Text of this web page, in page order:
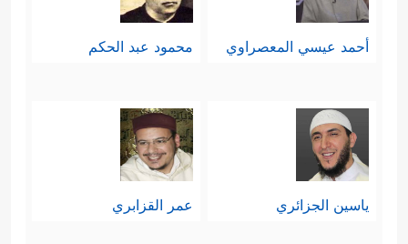
أحمد عيسي المعصراوي محمود عبد الحكم
ياسين الجزائري عمر القزابري